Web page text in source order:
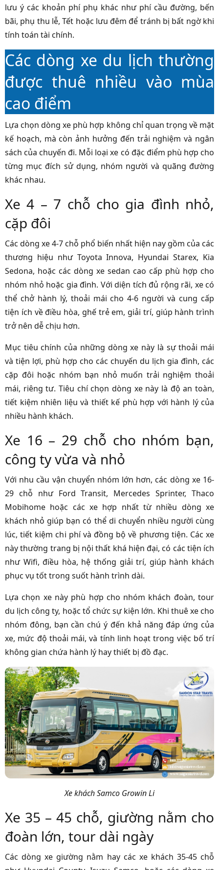
lưu ý các khoản phí phụ khác như phí cầu đường, bến
bãi, phụ thu lễ, Tết hoặc lưu đêm để tránh bị bất ngờ khi
tính toán tài chính.
Các dòng xe du lịch thường
được thuê nhiều vào mùa
cao điểm
Lựa chọn dòng xe phù hợp không chỉ quan trọng về mặt
kế hoạch, mà còn ảnh hưởng đến trải nghiệm và ngân
sách của chuyến đi. Mỗi loại xe có đặc điểm phù hợp cho
từng mục đích sử dụng, nhóm người và quãng đường
khác nhau.
Xe 4 – 7 chỗ cho gia đình nhỏ,
cặp đôi
Các dòng xe 4-7 chỗ phổ biến nhất hiện nay gồm của các
thương hiệu như Toyota Innova, Hyundai Starex, Kia
Sedona, hoặc các dòng xe sedan cao cấp phù hợp cho
nhóm nhỏ hoặc gia đình. Với diện tích đủ rộng rãi, xe có
thể chở hành lý, thoải mái cho 4-6 người và cung cấp
tiện ích về điều hòa, ghế trẻ em, giải trí, giúp hành trình
trở nên dễ chịu hơn.
Mục tiêu chính của những dòng xe này là sự thoải mái
và tiện lợi, phù hợp cho các chuyến du lịch gia đình, các
cặp đôi hoặc nhóm bạn nhỏ muốn trải nghiệm thoải
mái, riêng tư. Tiêu chí chọn dòng xe này là độ an toàn,
tiết kiệm nhiên liệu và thiết kế phù hợp với hành lý của
nhiều hành khách.
Xe 16 – 29 chỗ cho nhóm bạn,
công ty vừa và nhỏ
Với nhu cầu vận chuyển nhóm lớn hơn, các dòng xe 16-
29 chỗ như Ford Transit, Mercedes Sprinter, Thaco
Mobihome hoặc các xe hợp nhất từ nhiều dòng xe
khách nhỏ giúp bạn có thể di chuyển nhiều người cùng
lúc, tiết kiệm chi phí và đồng bộ về phương tiện. Các xe
này thường trang bị nội thất khá hiện đại, có các tiện ích
như Wifi, điều hòa, hệ thống giải trí, giúp hành khách
phục vụ tốt trong suốt hành trình dài.
Lựa chọn xe này phù hợp cho nhóm khách đoàn, tour
du lịch công ty, hoặc tổ chức sự kiện lớn. Khi thuê xe cho
nhóm đông, bạn cần chú ý đến khả năng đáp ứng của
xe, mức độ thoải mái, và tính linh hoạt trong việc bố trí
không gian chứa hành lý hay thiết bị đồ đạc.
Xe khách Samco Growin Li
Xe 35 – 45 chỗ, giường nằm cho
đoàn lớn, tour dài ngày
Các dòng xe giường nằm hay các xe khách 35-45 chỗ